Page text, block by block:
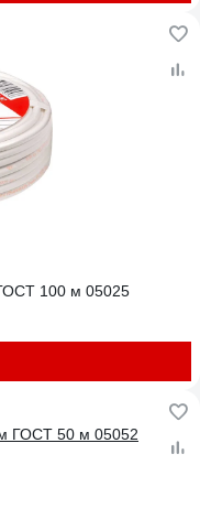
100 м 05025